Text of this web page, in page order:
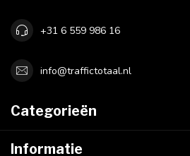
+31 6 559 986 16
info@traffictotaal.nl
Categorieën
Informatie